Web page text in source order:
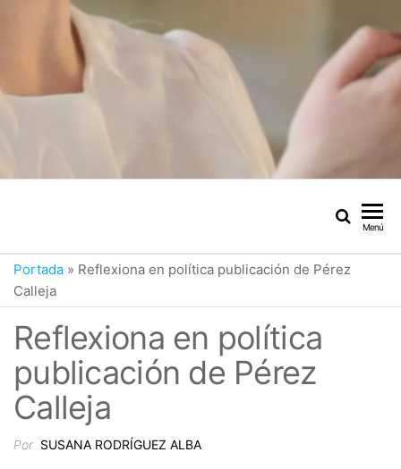
Menú
Portada » Reflexiona en política publicación de Pérez
Calleja
Reflexiona en política
publicación de Pérez
Calleja
Por SUSANA RODRÍGUEZ ALBA